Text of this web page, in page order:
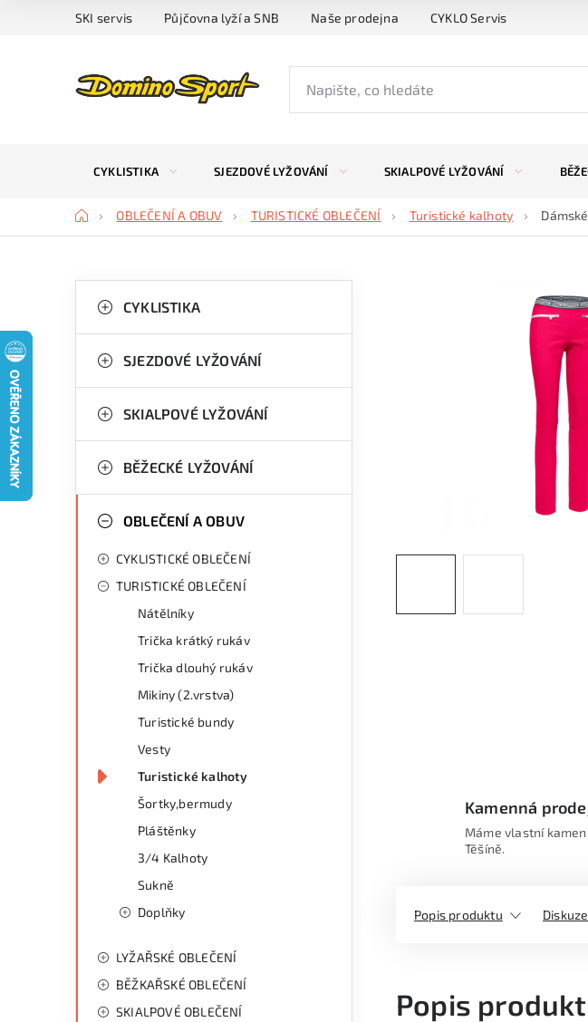
SKI servis Půjčovna lyží a SNB Naše prodejna CYKLO Servis
CYKLISTIKA SJEZDOVÉ LYŽOVÁNÍ SKIALPOVÉ LYŽOVÁNÍ
DomůOBLEČENÍ A OBUV TURISTICKÉ OBLEČENÍ Turistické kalhoty
o
t
r
n
kategorie
e
o
i
CYKLISTIKA
SJEZDOVÉ LYŽOVÁNÍ
SKIALPOVÉ LYŽOVÁNÍ
BĚŽECKÉ LYŽOVÁNÍ
OBLEČENÍ A OBUV
CYKLISTICKÉ OBLEČENÍ
TURISTICKÉ OBLEČENÍ
Nátělníky
Trička krátký rukáv
Trička dlouhý rukáv
Mikiny (2.vrstva)
Turistické bundy
Vesty
Turistické kalhoty
Šortky,bermudy
Pláštěnky
3/4 Kalhoty
Sukně
Doplňky
LYŽAŘSKÉ OBLEČENÍ
BĚŽKAŘSKÉ OBLEČENÍ
SKIALPOVÉ OBLEČENÍ
Kamenná
Máme vlastní
Těšíně.
Popis produktu Diskuze
Popis